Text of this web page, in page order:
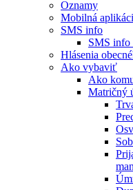
Oznamy
Mobilná
SMS info
SMS info
Hlásenia
Ako vybaviť
Ako
Matričný